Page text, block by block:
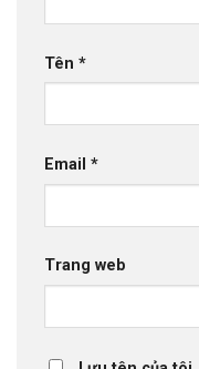
Tên *
Email *
Trang web